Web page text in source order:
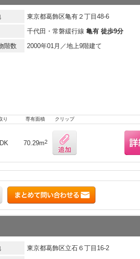
東京都葛飾区亀有２丁目48-6
千代田・常磐緩行線 亀有 徒歩9分
階数
2000年01月／地上9階建て
り 専有面積 クリップ
70.29m2
東京都葛飾区立石６丁目16-2